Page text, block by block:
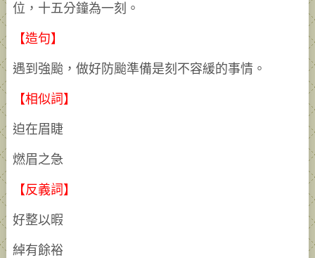
位，十五分鐘為一刻。
【造句】
遇到強颱，做好防颱準備是刻不容緩的事情。
【相似詞】
迫在眉睫
燃眉之急
【反義詞】
好整以暇
綽有餘裕